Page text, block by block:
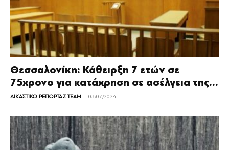
Θεσσαλονίκη: Κάθειρξη 7 ετών σε
75χρονo για κατάχρηση σε ασέλγεια της...
ΔΙΚΑΣΤΙΚΟ ΡΕΠΟΡΤΑΖ TEAM - 03/07/2024